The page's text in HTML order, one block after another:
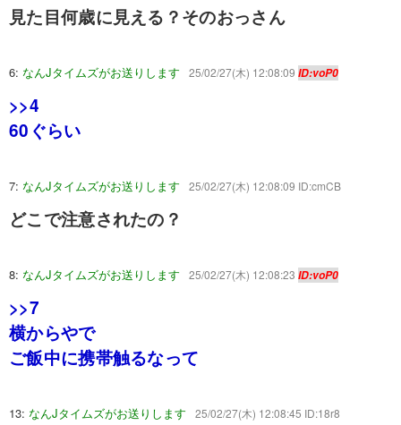
見た目何歳に見える？そのおっさん
6: なんJタイムズがお送りします 25/02/27(木) 12:08:09 ID:voP0
>>4
60ぐらい
7: なんJタイムズがお送りします 25/02/27(木) 12:08:09 ID:cmCB
どこで注意されたの？
8: なんJタイムズがお送りします 25/02/27(木) 12:08:23 ID:voP0
>>7
横からやで
ご飯中に携帯触るなって
13: なんJタイムズがお送りします 25/02/27(木) 12:08:45 ID:18r8